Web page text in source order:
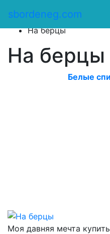
sbordeneg.com
Оказать помощь
На берцы
На берцы
Белые
Моя давняя мечта